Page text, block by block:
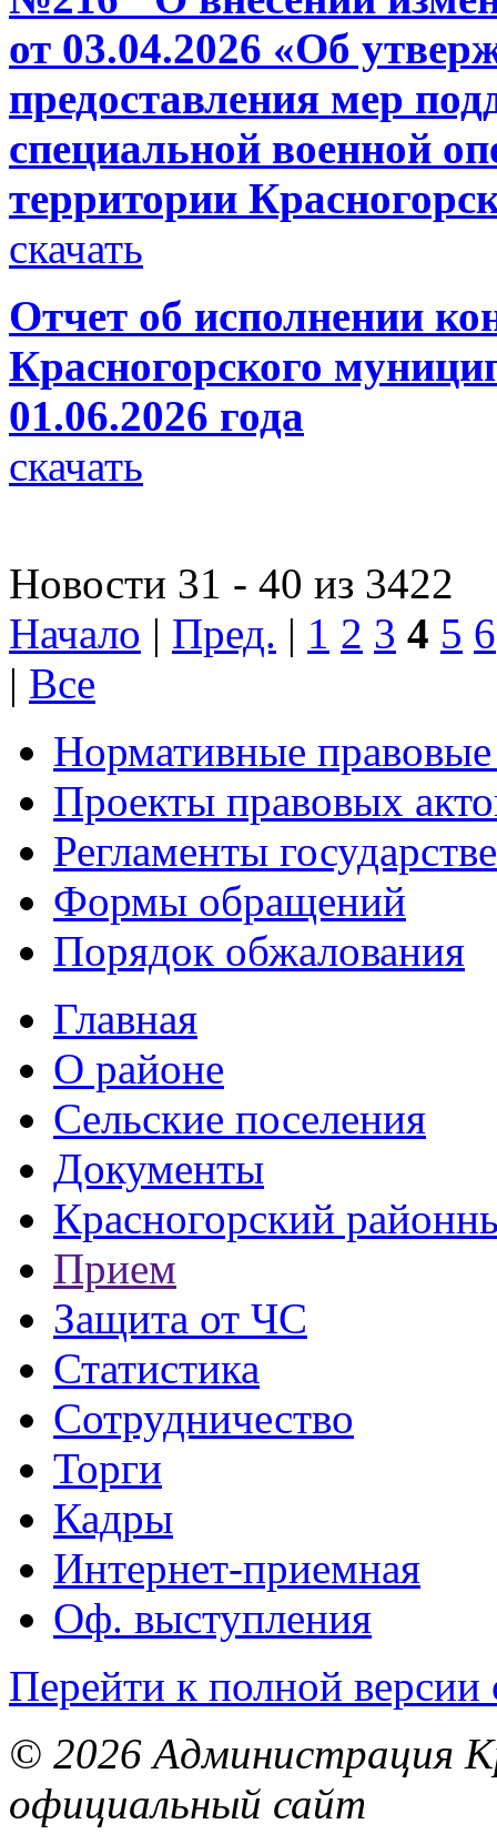
от 03.04.2026 «Об
предоставления мер
специальной военной
территории
скачать
Отчет об исполнении
Красногорского
01.06.2026 года
скачать
Новости 31 - 40 из 3422
Начало | Пред. | 1 2 3 4 5 6
| Все
Нормативные
Проекты правовых
Регламенты
Формы обращений
Порядок обжалования
Главная
О районе
Сельские поселения
Документы
Красногорский
Прием
Защита от ЧС
Статистика
Сотрудничество
Торги
Кадры
Интернет-приемная
Оф. выступления
Перейти к полной версии
© 2026 Администрация
официальный сайт